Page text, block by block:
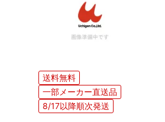
送料無料
一部メーカー直送品
8/17以降順次発送